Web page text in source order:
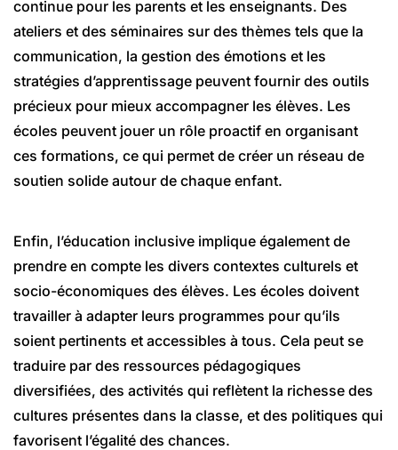
continue pour les parents et les enseignants. Des
ateliers et des séminaires sur des thèmes tels que la
communication, la gestion des émotions et les
stratégies d’apprentissage peuvent fournir des outils
précieux pour mieux accompagner les élèves. Les
écoles peuvent jouer un rôle proactif en organisant
ces formations, ce qui permet de créer un réseau de
soutien solide autour de chaque enfant.
Enfin, l’éducation inclusive implique également de
prendre en compte les divers contextes culturels et
socio-économiques des élèves. Les écoles doivent
travailler à adapter leurs programmes pour qu’ils
soient pertinents et accessibles à tous. Cela peut se
traduire par des ressources pédagogiques
diversifiées, des activités qui reflètent la richesse des
cultures présentes dans la classe, et des politiques qui
favorisent l’égalité des chances.